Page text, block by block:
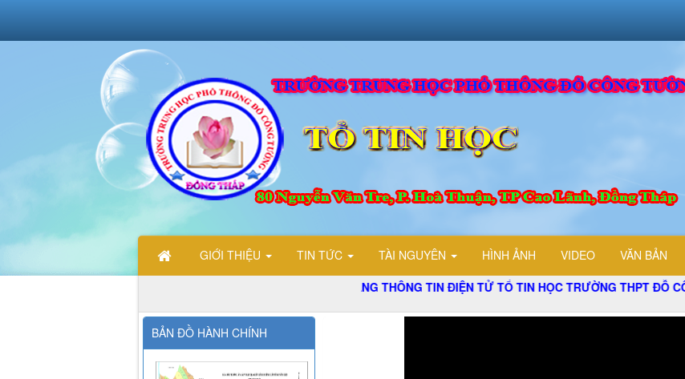
GIỚI THIỆU TIN TỨC TÀI NGUYÊN HÌNH ẢNH VIDEO VĂN BẢN
CHÀO MỪNG CÁC BẠN ĐẾN VỚI TRANG THÔNG TIN ĐIỆN TỬ TỔ TIN HỌC TRƯỜNG THPT ĐỖ CÔNG TƯỜNG
BẢN ĐỒ HÀNH CHÍNH